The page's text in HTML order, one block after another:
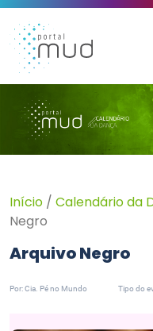
Início / Calendário da
Negro
Arquivo Negro
Por: Cia. Pé no Mundo Tipo do